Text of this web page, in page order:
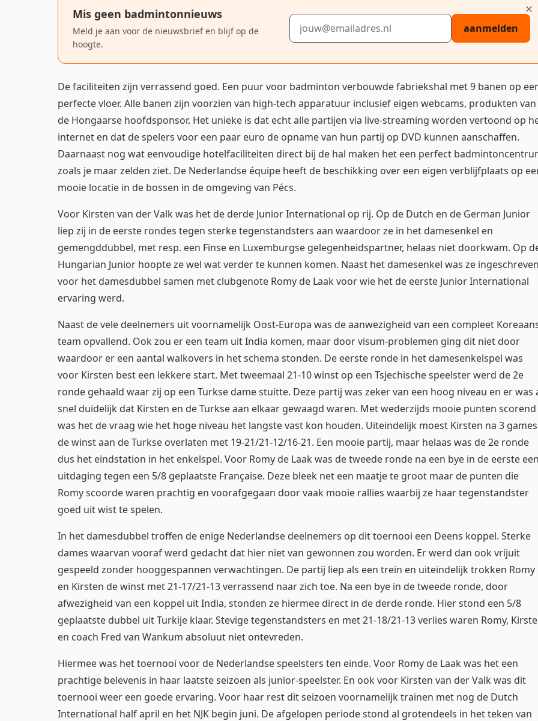
Mis geen badmintonnieuws
Meld je aan voor de nieuwsbrief en blijf op de
hoogte.
E-mailadres
aanmelden
De faciliteiten zijn verrassend goed. Een puur voor badminton verbouwde fabriekshal met 9 banen op
perfecte vloer. Alle banen zijn voorzien van high-tech apparatuur inclusief eigen webcams, produkten van
de Hongaarse hoofdsponsor. Het unieke is dat echt alle partijen via live-streaming worden vertoond op
internet en dat de spelers voor een paar euro de opname van hun partij op DVD kunnen aanschaffen.
Daarnaast nog wat eenvoudige hotelfaciliteiten direct bij de hal maken het een perfect
zoals je maar zelden ziet. De Nederlandse équipe heeft de beschikking over een eigen verblijfplaats op
mooie locatie in de bossen in de omgeving van Pécs.
Voor Kirsten van der Valk was het de derde Junior International op rij. Op de Dutch en de German Junior
liep zij in de eerste rondes tegen sterke tegenstandsters aan waardoor ze in het damesenkel en
gemengddubbel, met resp. een Finse en Luxemburgse gelegenheidspartner, helaas niet doorkwam. Op
Hungarian Junior hoopte ze wel wat verder te kunnen komen. Naast het damesenkel was ze
voor het damesdubbel samen met clubgenote Romy de Laak voor wie het de eerste Junior International
ervaring werd.
Naast de vele deelnemers uit voornamelijk Oost-Europa was de aanwezigheid van een compleet
team opvallend. Ook zou er een team uit India komen, maar door visum-problemen ging dit niet door
waardoor er een aantal walkovers in het schema stonden. De eerste ronde in het damesenkelspel was
voor Kirsten best een lekkere start. Met tweemaal 21-10 winst op een Tsjechische speelster werd de 2e
ronde gehaald waar zij op een Turkse dame stuitte. Deze partij was zeker van een hoog niveau en er was
snel duidelijk dat Kirsten en de Turkse aan elkaar gewaagd waren. Met wederzijds mooie punten scorend
was het de vraag wie het hoge niveau het langste vast kon houden. Uiteindelijk moest Kirsten na 3 games
de winst aan de Turkse overlaten met 19-21/21-12/16-21. Een mooie partij, maar helaas was de 2e ronde
dus het eindstation in het enkelspel. Voor Romy de Laak was de tweede ronde na een bye in de eerste
uitdaging tegen een 5/8 geplaatste Française. Deze bleek net een maatje te groot maar de punten die
Romy scoorde waren prachtig en voorafgegaan door vaak mooie rallies waarbij ze haar tegenstandster
goed uit wist te spelen.
In het damesdubbel troffen de enige Nederlandse deelnemers op dit toernooi een Deens koppel. Sterke
dames waarvan vooraf werd gedacht dat hier niet van gewonnen zou worden. Er werd dan ook vrijuit
gespeeld zonder hooggespannen verwachtingen. De partij liep als een trein en uiteindelijk trokken Romy
en Kirsten de winst met 21-17/21-13 verrassend naar zich toe. Na een bye in de tweede ronde, door
afwezigheid van een koppel uit India, stonden ze hiermee direct in de derde ronde. Hier stond een 5/8
geplaatste dubbel uit Turkije klaar. Stevige tegenstandsters en met 21-18/21-13 verlies waren Romy,
en coach Fred van Wankum absoluut niet ontevreden.
Hiermee was het toernooi voor de Nederlandse speelsters ten einde. Voor Romy de Laak was het een
prachtige belevenis in haar laatste seizoen als junior-speelster. En ook voor Kirsten van der Valk was dit
toernooi weer een goede ervaring. Voor haar rest dit seizoen voornamelijk trainen met nog de Dutch
International half april en het NJK begin juni. De afgelopen periode stond al grotendeels in het teken van